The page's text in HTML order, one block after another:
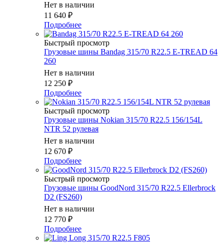
Нет в наличии
11 640 ₽
Подробнее
Быстрый просмотр
Грузовые шины Bandag 315/70 R22.5 E-TREAD 64
260
Нет в наличии
12 250 ₽
Подробнее
Быстрый просмотр
Грузовые шины Nokian 315/70 R22.5 156/154L
NTR 52 рулевая
Нет в наличии
12 670 ₽
Подробнее
Быстрый просмотр
Грузовые шины GoodNord 315/70 R22.5 Ellerbrock
D2 (FS260)
Нет в наличии
12 770 ₽
Подробнее